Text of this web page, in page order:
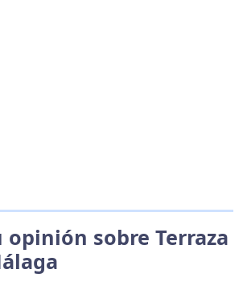
opinión sobre Terraza